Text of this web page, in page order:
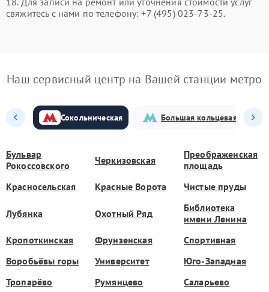
свяжитесь с нами по телефону: +7 (495) 023-73-25.
Наш сервисный центр на Вашей станции метро
Сокольническая Большая кольцевая
Бульвар
Рокоссовского
Черкизовская
Преображенская
площадь
Красносельская
Красные Ворота Чистые пруды
Лубянка Охотный Ряд
Библиотека
имени Ленина
Кропоткинская
Фрунзенская
Спортивная
Воробьёвы горы
Университет
Юго-Западная
Тропарёво
Румянцево
Саларьево